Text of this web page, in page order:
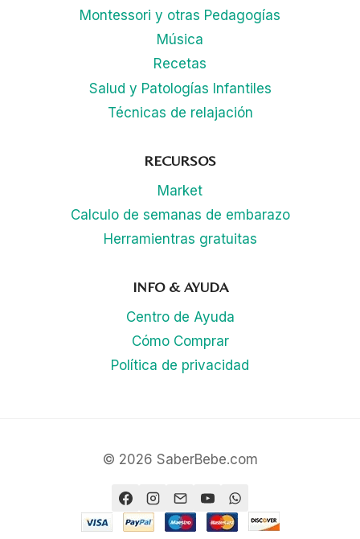
Montessori y otras Pedagogías
Música
Recetas
Salud y Patologías Infantiles
Técnicas de relajación
RECURSOS
Market
Calculo de semanas de embarazo
Herramientras gratuitas
INFO & AYUDA
Centro de Ayuda
Cómo Comprar
Política de privacidad
© 2026 SaberBebe.com